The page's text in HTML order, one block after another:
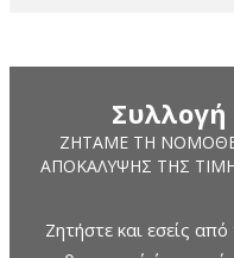
ΖΗΤΆΜΕ ΤΗ
ΑΠΟΚΆΛΥΨΗΣ ΤΗΣ
Ζητήστε και εσείς